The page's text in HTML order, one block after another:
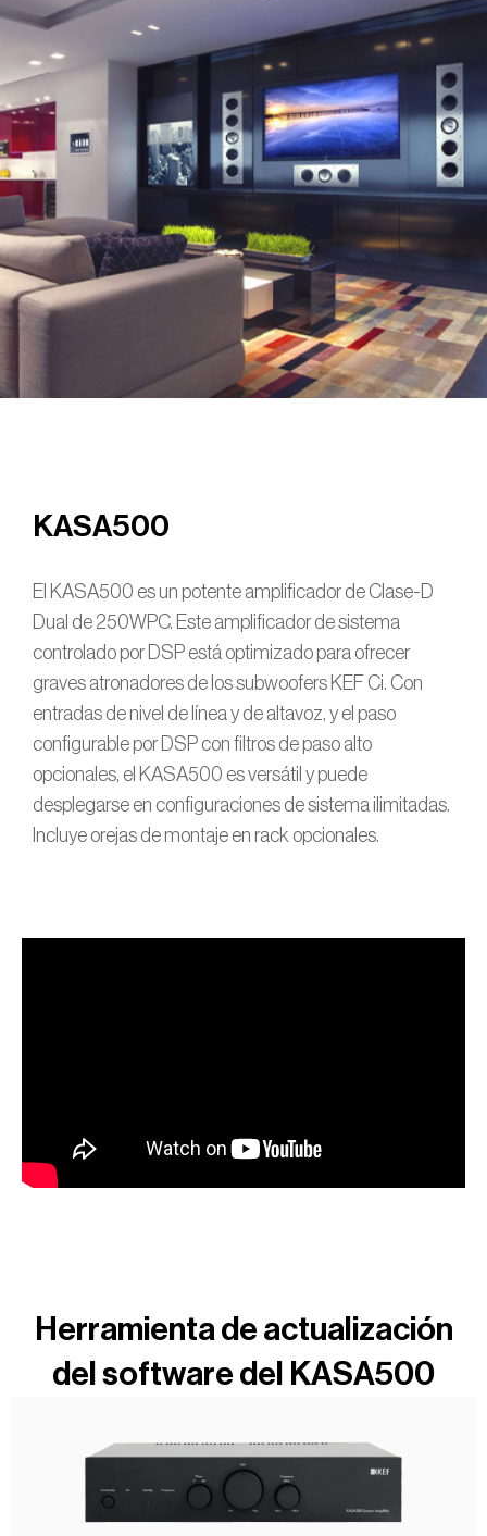
KASA500
El KASA500 es un potente amplificador de Clase-D
Dual de 250WPC. Este amplificador de sistema
controlado por DSP está optimizado para ofrecer
graves atronadores de los subwoofers KEF Ci. Con
entradas de nivel de línea y de altavoz, y el paso
configurable por DSP con filtros de paso alto
opcionales, el KASA500 es versátil y puede
desplegarse en configuraciones de sistema ilimitadas.
Incluye orejas de montaje en rack opcionales.
Herramienta de actualización
del software del KASA500